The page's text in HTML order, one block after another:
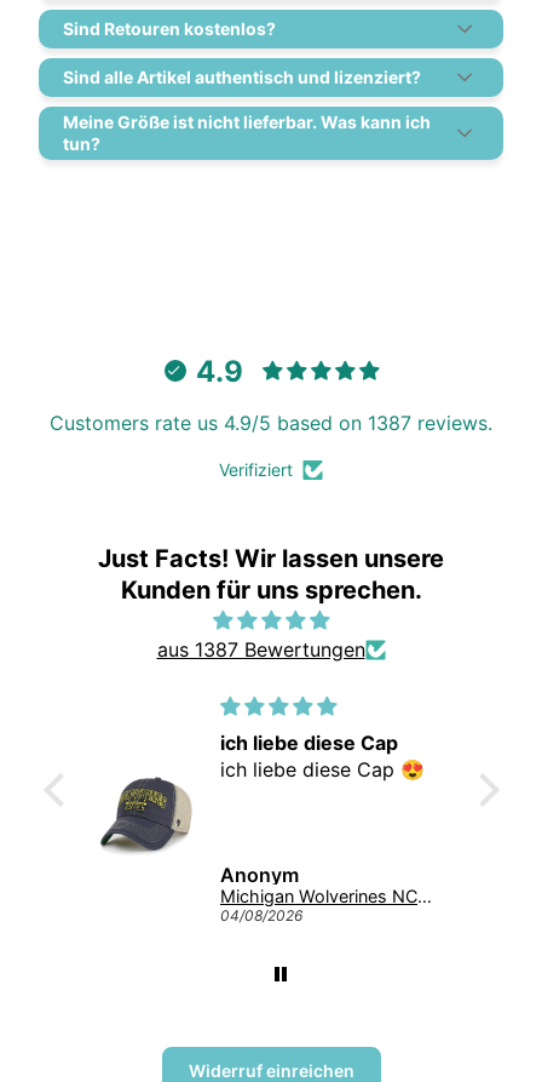
Sind Retouren kostenlos?
Sind alle Artikel authentisch und lizenziert?
Meine Größe ist nicht lieferbar. Was kann ich
tun?
4.9
Customers rate us 4.9/5 based on 1387 reviews.
Verifiziert
Just Facts! Wir lassen unsere
Kunden für uns sprechen.
aus 1387 Bewertungen
ich liebe diese Cap
ich liebe diese Cap 😍
Anonym
Michigan Wolverines NCAA Tuscaloosa Trawler ’47 CLEAN UP College Cap Navy
04/08/2026
Widerruf einreichen